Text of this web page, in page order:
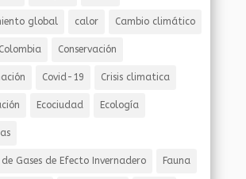
global calor Cambio climático
Colombia Conservación
Covid-19 Crisis climatica
Ecociudad Ecología
de Gases de Efecto Invernadero Fauna